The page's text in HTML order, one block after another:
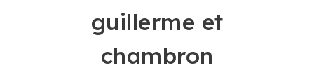
guillerme et
chambron